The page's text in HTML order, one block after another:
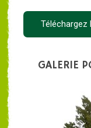
Téléchargez
GALERIE